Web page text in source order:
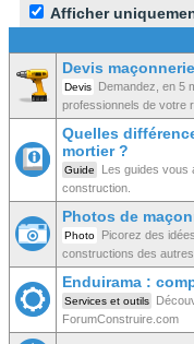
Afficher
Devis maçonnerie
Devis
Demandez, en 5
professionnels de votre
Quelles
mortier ?
Guide
Les guides vous
construction.
Photos de
Photo
Picorez des
constructions des
Enduirama :
Services et outils
ForumConstruire.com